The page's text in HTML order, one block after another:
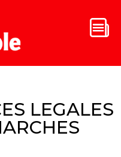
LEGALES